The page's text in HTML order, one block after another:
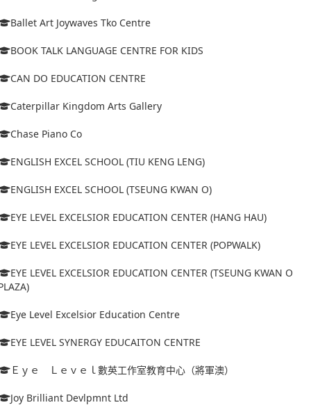
Ballet Art Joywaves Tko Centre
BOOK TALK LANGUAGE CENTRE FOR KIDS
CAN DO EDUCATION CENTRE
Caterpillar Kingdom Arts Gallery
Chase Piano Co
ENGLISH EXCEL SCHOOL (TIU KENG LENG)
ENGLISH EXCEL SCHOOL (TSEUNG KWAN O)
EYE LEVEL EXCELSIOR EDUCATION CENTER (HANG HAU)
EYE LEVEL EXCELSIOR EDUCATION CENTER (POPWALK)
EYE LEVEL EXCELSIOR EDUCATION CENTER (TSEUNG KWAN O
Eye Level Excelsior Education Centre
EYE LEVEL SYNERGY EDUCAITON CENTRE
Ｅｙｅ Ｌｅｖｅｌ數英工作室教育中心（將軍澳）
Joy Brilliant Devlpmnt Ltd